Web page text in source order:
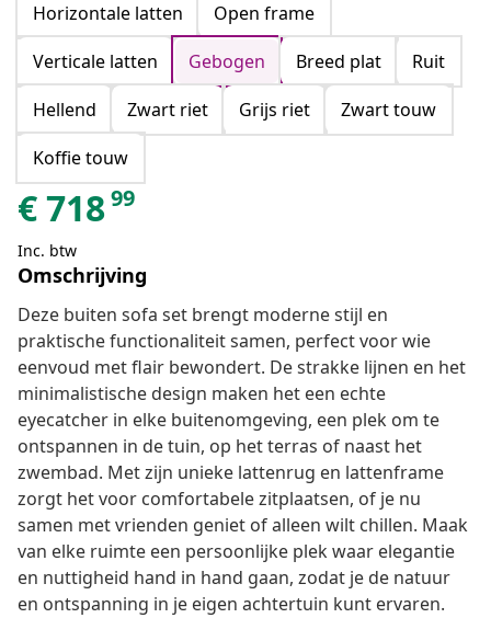
Horizontale latten
Open frame
Verticale latten
Gebogen Breed plat
Ruit
Hellend
Zwart riet Grijs riet
Zwart touw
Koffie touw
€71899
Inc. btw
Omschrijving
Deze buiten sofa set brengt moderne stijl en
praktische functionaliteit samen, perfect voor wie
eenvoud met flair bewondert. De strakke lijnen en het
minimalistische design maken het een echte
eyecatcher in elke buitenomgeving, een plek om te
ontspannen in de tuin, op het terras of naast het
zwembad. Met zijn unieke lattenrug en lattenframe
zorgt het voor comfortabele zitplaatsen, of je nu
samen met vrienden geniet of alleen wilt chillen. Maak
van elke ruimte een persoonlijke plek waar elegantie
en nuttigheid hand in hand gaan, zodat je de natuur
en ontspanning in je eigen achtertuin kunt ervaren.